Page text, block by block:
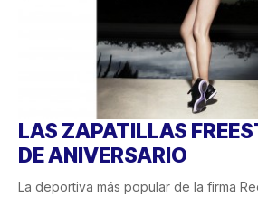
LAS ZAPATILLAS
DE ANIVERSARIO
La deportiva más popular de la firma